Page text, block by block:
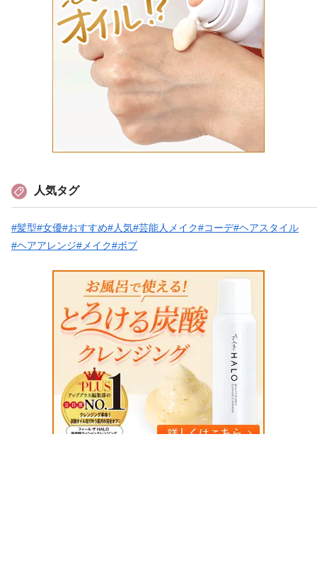
人気タグ
#髪型#女優#おすすめ#人気#芸能人メイク#コーデ#ヘアスタイル
#ヘアアレンジ#メイク#ボブ